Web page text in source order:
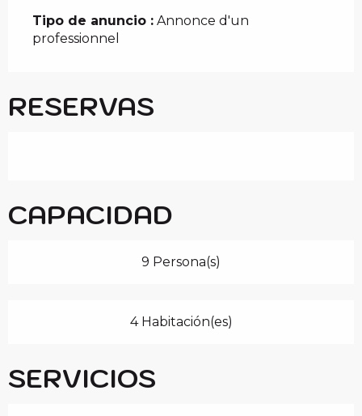
Tipo de anuncio : Annonce d'un
professionnel
RESERVAS
CAPACIDAD
9 Persona(s)
4 Habitación(es)
SERVICIOS